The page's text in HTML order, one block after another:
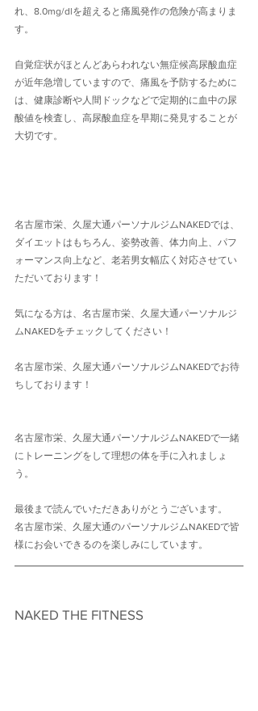
れ、8.0mg/dlを超えると痛風発作の危険が高まりま
す。
自覚症状がほとんどあらわれない無症候高尿酸血症
が近年急増していますので、痛風を予防するために
は、健康診断や人間ドックなどで定期的に血中の尿
酸値を検査し、高尿酸血症を早期に発見することが
大切です。
名古屋市栄、久屋大通パーソナルジムNAKEDでは、
ダイエットはもちろん、姿勢改善、体力向上、パフ
ォーマンス向上など、老若男女幅広く対応させてい
ただいております！
気になる方は、名古屋市栄、久屋大通パーソナルジ
ムNAKEDをチェックしてください！
名古屋市栄、久屋大通パーソナルジムNAKEDでお待
ちしております！
名古屋市栄、久屋大通パーソナルジムNAKEDで一緒
にトレーニングをして理想の体を手に入れましょ
う。
最後まで読んでいただきありがとうございます。
名古屋市栄、久屋大通のパーソナルジムNAKEDで皆
様にお会いできるのを楽しみにしています。
NAKED THE FITNESS